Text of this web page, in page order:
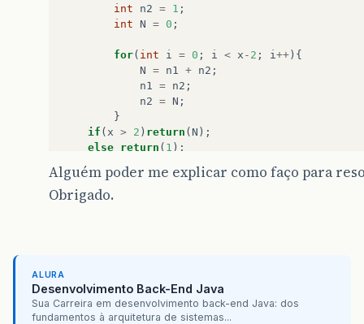
int
n2 = 1 ;
int N = 0 ;
for( int i = 0 ; i < x - 2 ; i ++ ){
N = n1 + n2 ;
n1
= n2 ;
n2 = N ;
}
if ( x > 2 ) return ( N );
else return ( 1 );
}
Alguém poder me explicar como faço para
Obrigado.
ALURA
Desenvolvimento Back-End Java
Sua Carreira em desenvolvimento back-end Java: dos
fundamentos à arquitetura de sistemas...